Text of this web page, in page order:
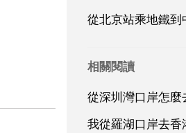
相關閱讀